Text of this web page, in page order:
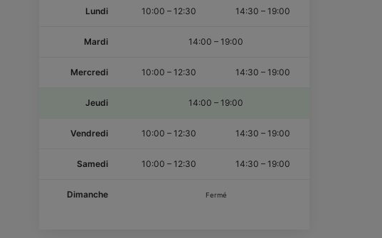
Lundi 10:00 – 12:30 14:30 – 19:00
Mardi 14:00 – 19:00
Mercredi 10:00 – 12:30 14:30 – 19:00
Jeudi 14:00 – 19:00
Vendredi 10:00 – 12:30 14:30 – 19:00
Samedi 10:00 – 12:30 14:30 – 19:00
Dimanche Fermé